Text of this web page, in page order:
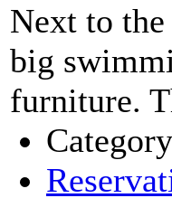
Next to the
big
furniture.